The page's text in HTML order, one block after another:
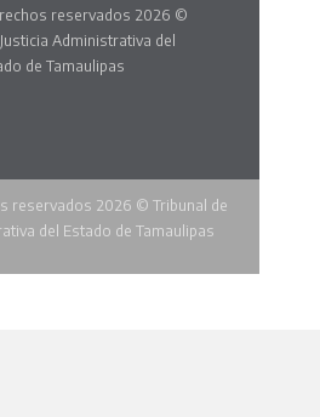
reservados 2026 ©
Administrativa del
de Tamaulipas
reservados 2026 © Tribunal de
del Estado de Tamaulipas